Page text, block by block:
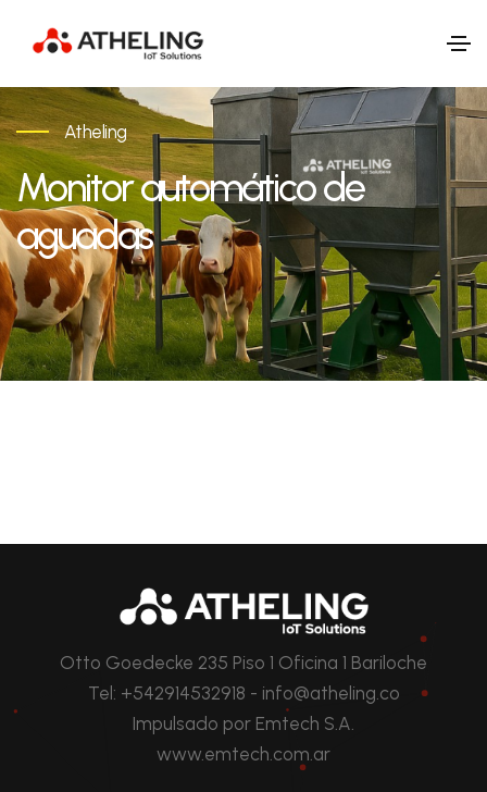
Atheling
Monitor automático de
aguadas
Otto Goedecke 235 Piso 1 Oficina 1 Bariloche
Tel: +542914532918 - info@atheling.co
Impulsado por Emtech S.A.
www.emtech.com.ar